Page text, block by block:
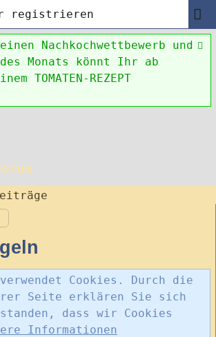
registrieren
Nachkochwettbewerb und
Monats könnt Ihr ab
TOMATEN-REZEPT
Cookies. Durch die
Seite erklären Sie sich
dass wir Cookies
Informationen